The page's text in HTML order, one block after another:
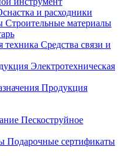
и расходники
Строительные материалы
Средства связи и
Электротехническая
Продукция
Пескоструйное
Подарочные сертификаты